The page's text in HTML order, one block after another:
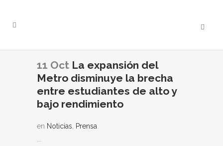
11 Oct La expansión del
Metro disminuye la brecha
entre estudiantes de alto y
bajo rendimiento
en Noticias
Prensa